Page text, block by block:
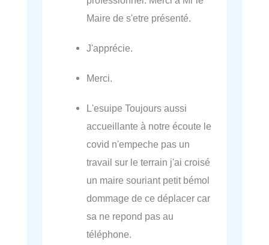
Maire de s'etre présenté.
J'apprécie.
Merci.
L'esuipe Toujours aussi
accueillante à notre écoute le
covid n'empeche pas un
travail sur le terrain j'ai croisé
un maire souriant petit bémol
dommage de ce déplacer car
sa ne repond pas au
téléphone.